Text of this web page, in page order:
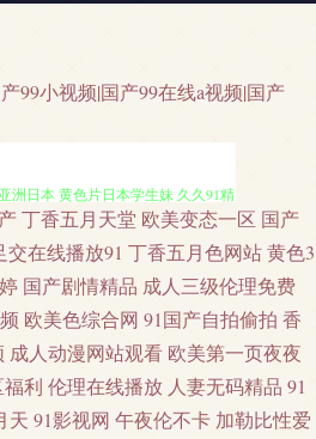
99小视频|国产99在线a视频|国产
91n在线观看 AV极品老司机 福利
洲日本 黄色片日本学生妹 久久91精
费小视频 91小视频 91做爱视频 AV
国产微拍 精品国产乱码 久久综合
丁香五月天堂 欧美变态一区 国产
交在线播放91 丁香五月色网站黄色3
国产剧情精品 成人三级伦理免费
欧美色综合网 91国产自拍偷拍 香
成人动漫网站观看 欧美第一页夜夜
利 伦理在线播放 人妻无码精品 91
天 91影视网 午夜伦不卡 加勒比性爱